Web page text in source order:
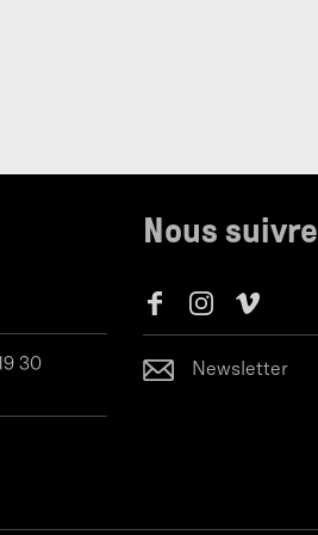
30
Nous suivre
Newsletter